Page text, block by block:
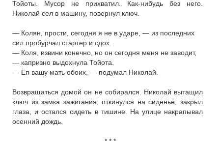
Тойоты. Мусор не прихватил. Как-нибудь без него.
Николай сел в машину, повернул ключ.
— Колян, прости, сегодня я не в ударе, — из последних
сил пробурчал стартер и сдох.
— Коля, извини конечно, но он сегодня меня не заводит,
— капризно выдохнула Тойота.
— Ёп вашу мать обоих, — подумал Николай.
Возвращаться домой он не собирался. Николай вытащил
ключ из замка зажигания, откинулся на сиденье, закрыл
глаза, и остался сидеть в тишине. На улице накрапывал
осенний дождь.
* * *